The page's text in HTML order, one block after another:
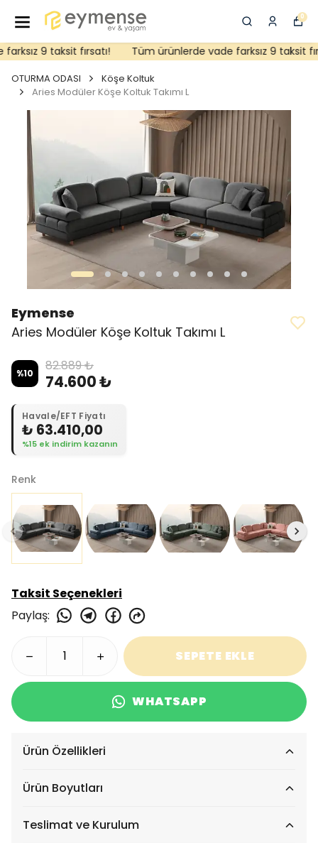
0
9 taksit fırsatı! Tüm ürünlerde vade farksız 9 taksit
OTURMA ODASI
Köşe Koltuk
Aries Modüler Köşe Koltuk Takımı L
Eymense
Aries Modüler Köşe Koltuk Takımı L
%10 82.889 ₺
74.600 ₺
Havale/EFT Fiyatı
₺ 63.410,00
%15 ek indirim kazanın
Renk
Taksit Seçenekleri
Paylaş:
SEPETE EKLE
WHATSAPP
Ürün Özellikleri
Ürün Boyutları
Teslimat ve Kurulum